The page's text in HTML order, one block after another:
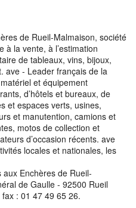
de Rueil-Malmaison, société
à la vente, à l’estimation
de tableaux, vins, bijoux,
ave - Leader français de la
et équipement
d’hôtels et bureaux, de
et espaces verts, usines,
et manutention, camions et
motos de collection et
d’occasion récents. ave
locales et nationales, les
Enchères de Rueil-
de Gaulle - 92500 Rueil
: 01 47 49 65 26.